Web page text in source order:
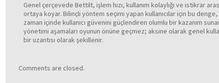
Genel çerçevede Bettilt, işlem hızı, kullanım kolaylığı ve istikrar
ortaya koyar. Bilinçli yöntem seçimi yapan kullanıcılar için bu
zaman içinde kullanıcı güvenini güçlendiren olumlu bir kazanım
yönetimi aşamaları oyunun önüne geçmez; aksine olarak genel
bir uzantısı olarak şekillenir.
Comments are closed.